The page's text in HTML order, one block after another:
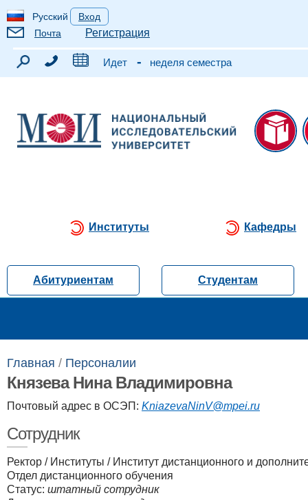
Русский
Вход
Почта
Регистрация
Идет - неделя семестра
Институты Кафедры
Абитуриентам Студентам
Главная / Персоналии​
Князева Нина Владимировна
Почтовый адрес в ОСЭП: KniazevaNinV@mpei.ru
Сотрудник
Ректор / Институты / Институт дистанционного и
Отдел дистанционного обучения
Статус: штатный сотрудник